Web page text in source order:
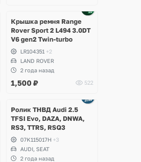
Крышка ремня Range
Rover Sport 2 L494 3.0DT
V6 gen2 Twin-turbo
LR104351 +2
LAND ROVER
2 года назад
1,500 ₽ 522
Ролик ТНВД Audi 2.5
TFSI Evo, DAZA, DNWA,
RS3, TTRS, RSQ3
07K115017H +3
AUDI, SEAT
2 года назад